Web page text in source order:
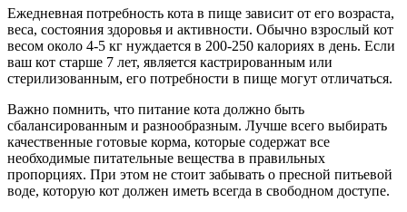
Ежедневная потребность кота в пище зависит от его возраста,
веса, состояния здоровья и активности. Обычно взрослый кот
весом около 4-5 кг нуждается в 200-250 калориях в день. Если
ваш кот старше 7 лет, является кастрированным или
стерилизованным, его потребности в пище могут отличаться.
Важно помнить, что питание кота должно быть
сбалансированным и разнообразным. Лучше всего выбирать
качественные готовые корма, которые содержат все
необходимые питательные вещества в правильных
пропорциях. При этом не стоит забывать о пресной питьевой
воде, которую кот должен иметь всегда в свободном доступе.